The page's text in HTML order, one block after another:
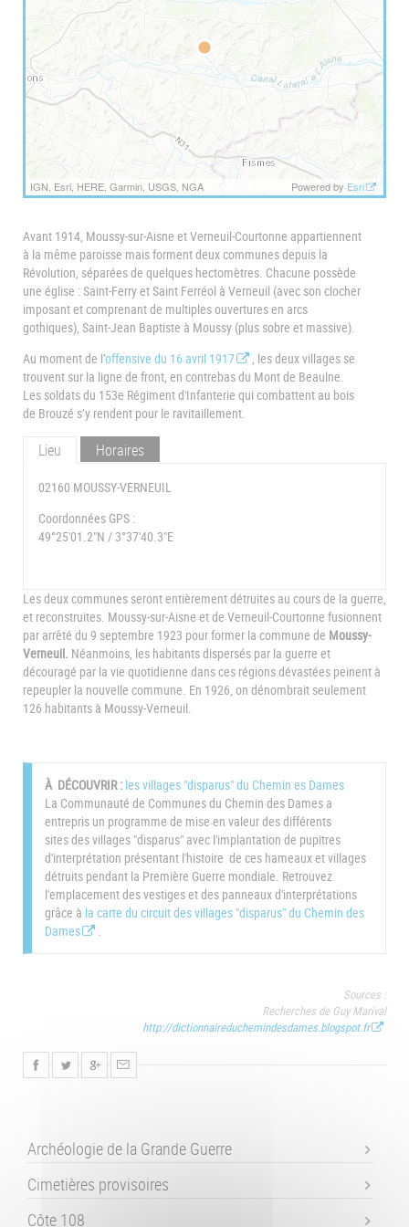
IGN, Esri, HERE, Garmin, USGS, NGA Powered by Esri
u
t
Avant 1914, Moussy-sur-Aisne et Verneuil-Courtonne appartiennent
à la même paroisse mais forment deux communes depuis la
Révolution, séparées de quelques hectomètres. Chacune possède
une église : Saint-Ferry et Saint Ferréol à Verneuil (avec son clocher
imposant et comprenant de multiples ouvertures en arcs
gothiques), Saint-Jean Baptiste à Moussy (plus sobre et massive).
Au moment de l’offensive du 16 avril 1917
, les deux villages se
trouvent sur la ligne de front, en contrebas du Mont de Beaulne.
Les soldats du 153e Régiment d'Infanterie qui combattent au bois
de Brouzé s’y rendent pour le ravitaillement.
Lieu Horaires
02160 MOUSSY-VERNEUIL
Coordonnées GPS :
49°25'01.2"N / 3°37'40.3"E
Les deux communes seront entièrement détruites au cours de la guerre,
et reconstruites. Moussy-sur-Aisne et de Verneuil-Courtonne fusionnent
par arrêté du 9 septembre 1923 pour former la commune de Moussy-
Verneuil. Néanmoins, les habitants dispersés par la guerre et
découragé par la vie quotidienne dans ces régions dévastées peinent à
repeupler la nouvelle commune. En 1926, on dénombrait seulement
126 habitants à Moussy-Verneuil.
À DÉCOUVRIR : les villages "disparus" du Chemin es Dames
La Communauté de Communes du Chemin des Dames a
entrepris un programme de mise en valeur des différents
sites des villages "disparus" avec l'implantation de pupitres
d'interprétation présentant l'histoire de ces hameaux et villages
détruits pendant la Première Guerre mondiale. Retrouvez
l'emplacement des vestiges et des panneaux d'interprétations
grâce à la carte du circuit des villages "disparus" du Chemin des
Dames
.
Sources :
Recherches de Guy Marival
http://dictionnaireduchemindesdames.blogspot.fr
Archéologie de la Grande Guerre
Cimetières provisoires
Côte 108